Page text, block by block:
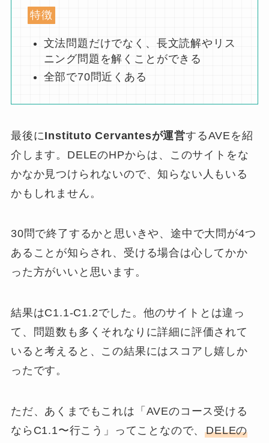
特徴
文法問題だけでなく、長文読解やリス
ニング問題を解くことができる
全部で70問近くある
最後にInstituto Cervantesが運営するAVEを紹
介します。DELEのHPからは、このサイトをな
かなか見つけられないので、知らない人もいる
かもしれません。
30問で終了するかと思いきや、途中で大問が4つ
あることが知らされ、受ける場合は心してかか
った方がいいと思います。
結果はC1.1-C1.2でした。他のサイトとは違っ
て、問題数も多くそれなりに詳細に評価されて
いると考えると、この結果にはスコアし嬉しか
ったです。
ただ、あくまでもこれは 「AVEのコース受ける
ならC1.1〜行こう」
ってことなので、DELEの